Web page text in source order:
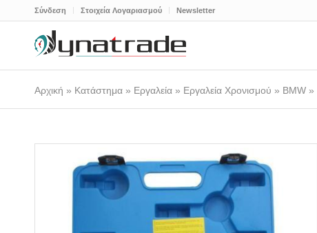
Σύνδεση Στοιχεία Λογαριασμού Newsletter
Αρχική » Κατάστημα » Εργαλεία » Εργαλεία Χρονισμού » BMW »